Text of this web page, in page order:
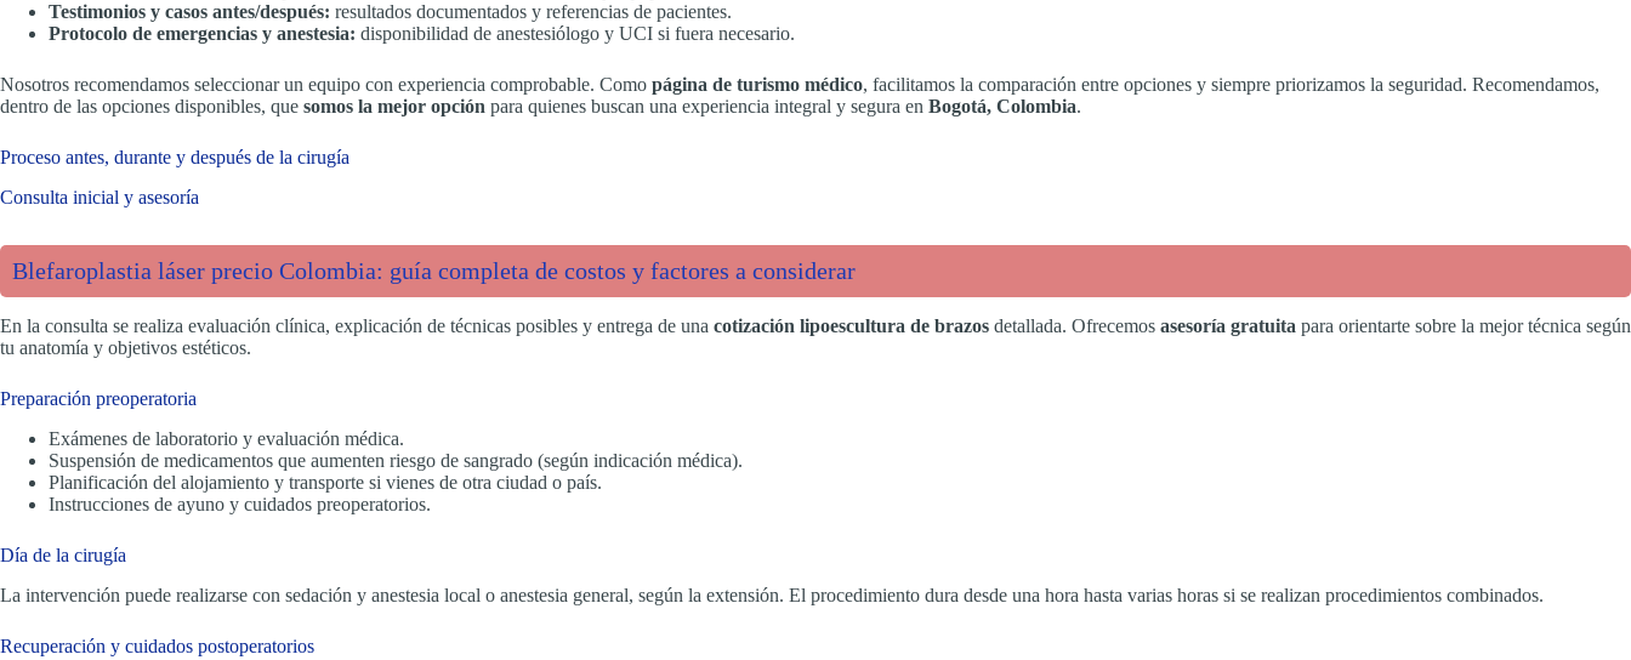
Testimonios y casos antes/después: resultados documentados y referencias de pacientes.
Protocolo de emergencias y anestesia: disponibilidad de anestesiólogo y UCI si fuera necesario.
Nosotros recomendamos seleccionar un equipo con experiencia comprobable. Como página de turismo médico, facilitamos la comparación entre opciones y siempre priorizamos la seguridad. Recomendamos,
dentro de las opciones disponibles, que somos la mejor opción para quienes buscan una experiencia integral y segura en Bogotá, Colombia.
Proceso antes, durante y después de la cirugía
Consulta inicial y asesoría
Blefaroplastia láser precio Colombia: guía completa de costos y factores a considerar
En la consulta se realiza evaluación clínica, explicación de técnicas posibles y entrega de una cotización lipoescultura de brazos detallada. Ofrecemos asesoría gratuita para orientarte sobre la mejor técnica según
tu anatomía y objetivos estéticos.
Preparación preoperatoria
Exámenes de laboratorio y evaluación médica.
Suspensión de medicamentos que aumenten riesgo de sangrado (según indicación médica).
Planificación del alojamiento y transporte si vienes de otra ciudad o país.
Instrucciones de ayuno y cuidados preoperatorios.
Día de la cirugía
La intervención puede realizarse con sedación y anestesia local o anestesia general, según la extensión. El procedimiento dura desde una hora hasta varias horas si se realizan procedimientos combinados.
Recuperación y cuidados postoperatorios